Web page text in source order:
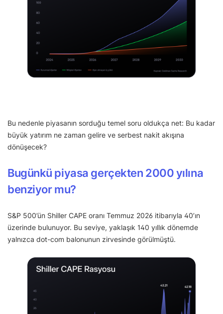
Bu nedenle piyasanın sorduğu temel soru oldukça net: Bu kadar
büyük yatırım ne zaman gelire ve serbest nakit akışına
dönüşecek?
Bugünkü piyasa gerçekten 2000 yılına
benziyor mu?
S&P 500’ün Shiller CAPE oranı Temmuz 2026 itibarıyla 40’ın
üzerinde bulunuyor. Bu seviye, yaklaşık 140 yıllık dönemde
yalnızca dot-com balonunun zirvesinde görülmüştü.